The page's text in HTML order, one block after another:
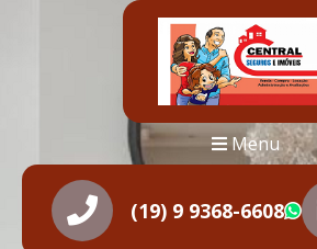
Menu
(19) 9 9368-6608